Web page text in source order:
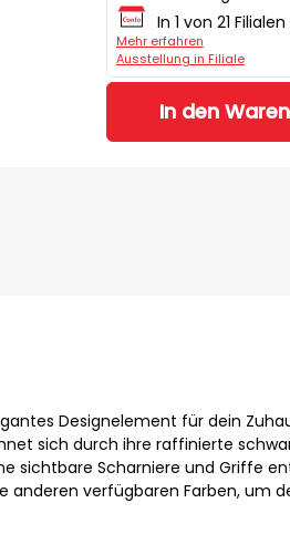
In 1 von 21
Mehr erfahren
Ausstellung in Filiale
In den
Designelement für dein
sich durch ihre raffinierte
sichtbare Scharniere und Griffe
anderen verfügbaren Farben, um